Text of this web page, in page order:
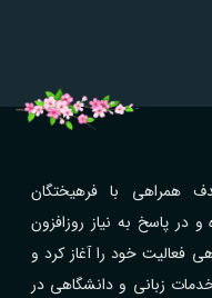
در سال 1393 با هدف همراهی با فرهیختگان
در پاسخ به نیاز روزافزون
خود را آغاز کرد و
زبانی و دانشگاهی در